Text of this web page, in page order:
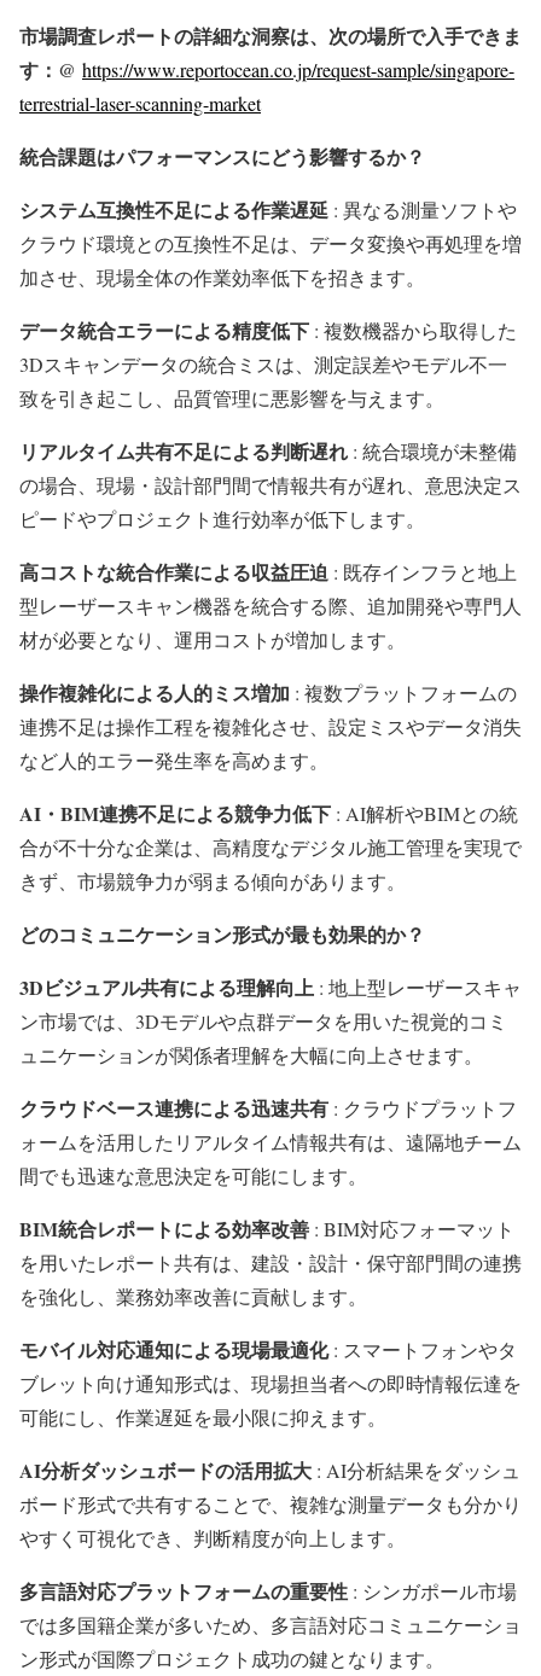
市場調査レポートの詳細な洞察は、次の場所で入手できま
す：@ https://www.reportocean.co.jp/request-sample/singapore-
terrestrial-laser-scanning-market
統合課題はパフォーマンスにどう影響するか？
システム互換性不足による作業遅延 : 異なる測量ソフトや
クラウド環境との互換性不足は、データ変換や再処理を増
加させ、現場全体の作業効率低下を招きます。
データ統合エラーによる精度低下 : 複数機器から取得した
3Dスキャンデータの統合ミスは、測定誤差やモデル不一
致を引き起こし、品質管理に悪影響を与えます。
リアルタイム共有不足による判断遅れ : 統合環境が未整備
の場合、現場・設計部門間で情報共有が遅れ、意思決定ス
ピードやプロジェクト進行効率が低下します。
高コストな統合作業による収益圧迫 : 既存インフラと地上
型レーザースキャン機器を統合する際、追加開発や専門人
材が必要となり、運用コストが増加します。
操作複雑化による人的ミス増加 : 複数プラットフォームの
連携不足は操作工程を複雑化させ、設定ミスやデータ消失
など人的エラー発生率を高めます。
AI・BIM連携不足による競争力低下 : AI解析やBIMとの統
合が不十分な企業は、高精度なデジタル施工管理を実現で
きず、市場競争力が弱まる傾向があります。
どのコミュニケーション形式が最も効果的か？
3Dビジュアル共有による理解向上 : 地上型レーザースキャ
ン市場では、3Dモデルや点群データを用いた視覚的コミ
ュニケーションが関係者理解を大幅に向上させます。
クラウドベース連携による迅速共有 : クラウドプラットフ
ォームを活用したリアルタイム情報共有は、遠隔地チーム
間でも迅速な意思決定を可能にします。
BIM統合レポートによる効率改善 : BIM対応フォーマット
を用いたレポート共有は、建設・設計・保守部門間の連携
を強化し、業務効率改善に貢献します。
モバイル対応通知による現場最適化: スマートフォンやタ
ブレット向け通知形式は、現場担当者への即時情報伝達を
可能にし、作業遅延を最小限に抑えます。
AI分析ダッシュボードの活用拡大 : AI分析結果をダッシュ
ボード形式で共有することで、複雑な測量データも分かり
やすく可視化でき、判断精度が向上します。
多言語対応プラットフォームの重要性 : シンガポール市場
では多国籍企業が多いため、多言語対応コミュニケーショ
ン形式が国際プロジェクト成功の鍵となります。